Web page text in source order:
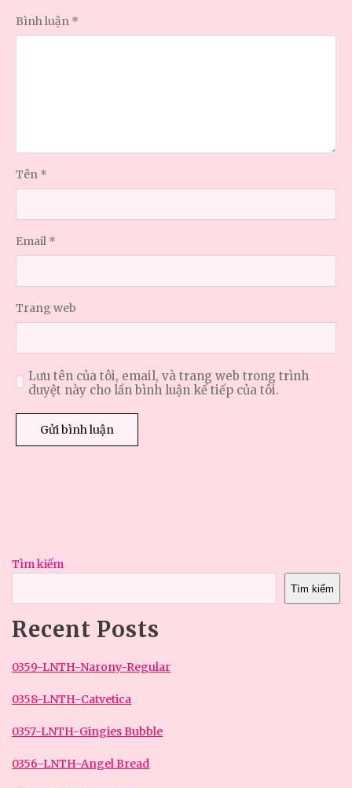
Bình luận *
Tên *
Email *
Trang web
Lưu tên của tôi, email, và trang web trong trình
duyệt này cho lần bình luận kế tiếp của tôi.
Tìm kiếm
Tìm kiếm
Recent Posts
0359-LNTH-Narony-Regular
0358-LNTH-Catvetica
0357-LNTH-Gingies Bubble
0356-LNTH-Angel Bread